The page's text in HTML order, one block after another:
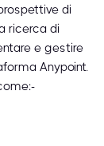
di
ricerca di
e gestire
Anypoint.